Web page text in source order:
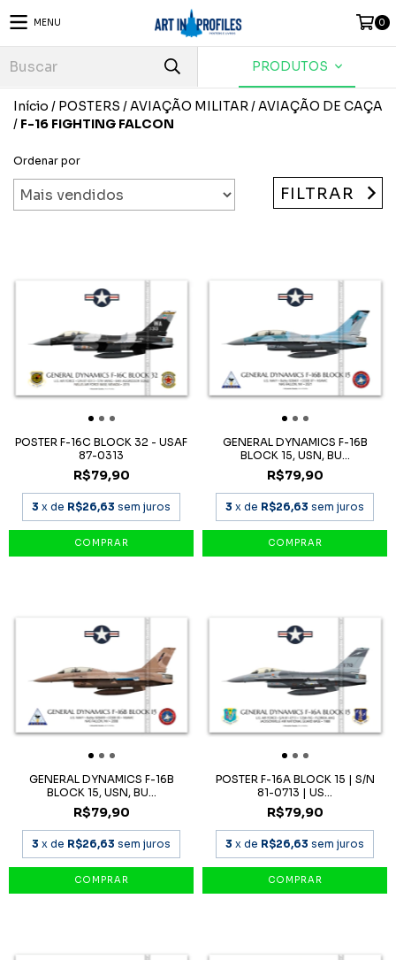
MENU 0
PRODUTOS
Início / POSTERS /AVIAÇÃO MILITAR/AVIAÇÃO DE CAÇA
/ F-16 FIGHTING FALCON
Ordenar por
FILTRAR
POSTER F-16C BLOCK 32 - USAF
87-0313
R$79,90
3 x de R$26,63 sem juros
GENERAL DYNAMICS F-16B
BLOCK 15, USN, BU...
R$79,90
3 x de R$26,63 sem juros
GENERAL DYNAMICS F-16B
BLOCK 15, USN, BU...
R$79,90
3 x de R$26,63 sem juros
POSTER F-16A BLOCK 15 | S/N
81-0713 | US...
R$79,90
3 x de R$26,63 sem juros